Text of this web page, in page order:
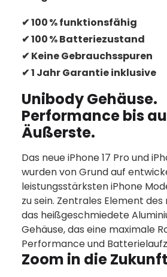
✔ 100 % funktionsfähig
✔ 100 % Batteriezustand
✔ Keine Gebrauchsspuren
✔ 1 Jahr Garantie inklusive
Unibody Gehäuse.
Performance bis
Äußerste.
Das neue iPhone 17 Pro und
wurden von Grund auf
leistungs­stärksten iPhone
zu sein. Zentrales Element des
das heiß­geschmiedete
Gehäuse, das eine maximale
Performance und
Zoom in die